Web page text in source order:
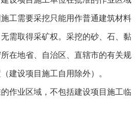
工需要采挖只能用作普通建筑材料
需取得采矿权。采挖的砂、石、黏
在地省、自治区、直辖市的有关规
建设项目施工自用除外）。
作业区域，不包括建设项目施工临